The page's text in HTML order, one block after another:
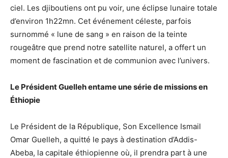
ciel. Les djiboutiens ont pu voir, une éclipse lunaire totale
d’environ 1h22mn. Cet événement céleste, parfois
surnommé « lune de sang » en raison de la teinte
rougeâtre que prend notre satellite naturel, a offert un
moment de fascination et de communion avec l’univers.
Le Président Guelleh entame une série de missions en
Éthiopie
Le Président de la République, Son Excellence Ismail
Omar Guelleh, a quitté le pays à destination d’Addis-
Abeba, la capitale éthiopienne où, il prendra part à une